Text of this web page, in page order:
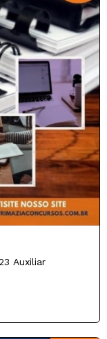
Auxiliar